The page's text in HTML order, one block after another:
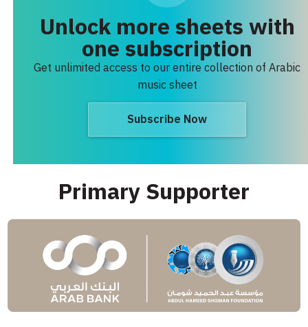
Unlock more sheets with
one subscription
Get unlimited access to our entire collection of Arabic
music sheet
Subscribe Now
Primary Supporter